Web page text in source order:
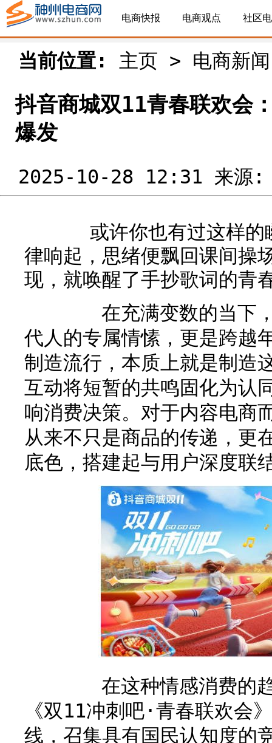
电商快报 电商观点 社区
当前位置: 主页 > 电商新闻
抖音商城双11青春联欢会
爆发
2025-10-28 12:31 来源:
或许你也有过这样
律响起，思绪便飘回课间操
现，就唤醒了手抄歌词的青
在充满变数的当下，
代人的专属情愫，更是跨越
制造流行，本质上就是制造
互动将短暂的共鸣固化为认
响消费决策。对于内容电商
从来不只是商品的传递，
底色，搭建起与用户深度联
在这种情感消费的趋
《双11冲刺吧·青春联欢会
线，召集具有国民认知度的